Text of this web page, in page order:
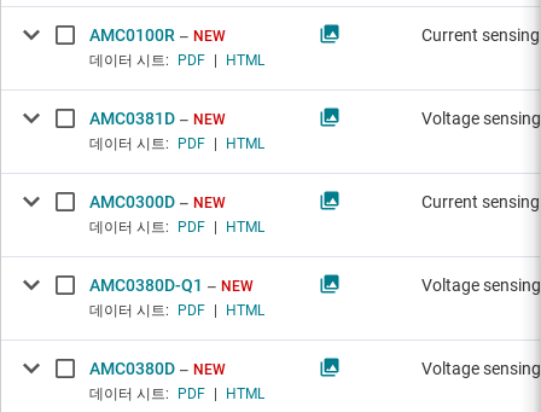
AMC0100R
NEW
데이터 시트:
PDF HTML
Current sensing
AMC0381D
NEW
데이터 시트:
PDF HTML
Voltage sensing
AMC0300D
NEW
데이터 시트:
PDF HTML
Current sensing
AMC0380D-Q1
NEW
데이터 시트:
PDF HTML
Voltage sensing
AMC0380D
NEW
데이터 시트:
PDF HTML
Voltage sensing